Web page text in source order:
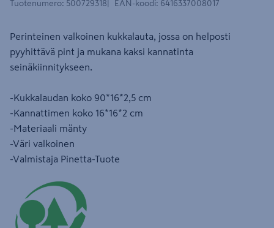
Tuotenumero: 500729318 EAN-koodi: 6416337008017
Perinteinen valkoinen kukkalauta, jossa on helposti
pyyhittävä pint ja mukana kaksi kannatinta
seinäkiinnitykseen.
-Kukkalaudan koko 90*16*2,5 cm
-Kannattimen koko 16*16*2 cm
-Materiaali mänty
-Väri valkoinen
-Valmistaja Pinetta-Tuote